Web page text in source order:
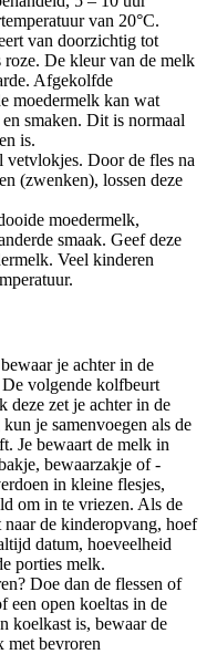
van 20°C.
van doorzichtig tot
De kleur van de melk
Afgekolfde
moedermelk kan wat
smaken. Dit is normaal
is.
Door de fles na
(zwenken), lossen deze
moedermelk,
smaak. Geef deze
Veel kinderen
je achter in de
volgende kolfbeurt
deze zet je achter in de
je samenvoegen als de
Je bewaart de melk in
bewaarzakje of -
in kleine flesjes,
om in te vriezen. Als de
de kinderopvang, hoef
datum, hoeveelheid
porties melk.
Doe dan de flessen of
een open koeltas in de
koelkast is, bewaar de
met bevroren